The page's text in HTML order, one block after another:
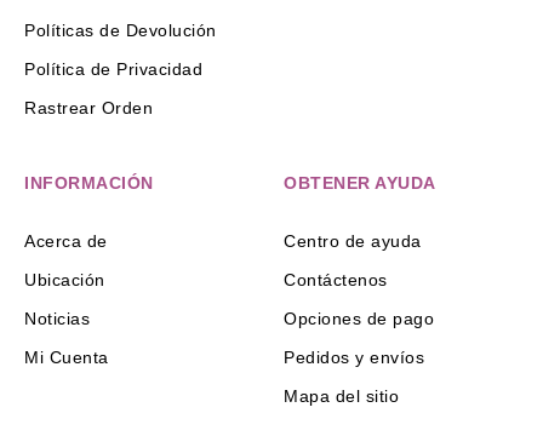
Políticas de Devolución
Política de Privacidad
Rastrear Orden
INFORMACIÓN
Acerca de
Ubicación
Noticias
Mi Cuenta
OBTENER AYUDA
Centro de ayuda
Contáctenos
Opciones de pago
Pedidos y envíos
Mapa del sitio